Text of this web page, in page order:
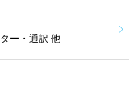
ー・通訳 他